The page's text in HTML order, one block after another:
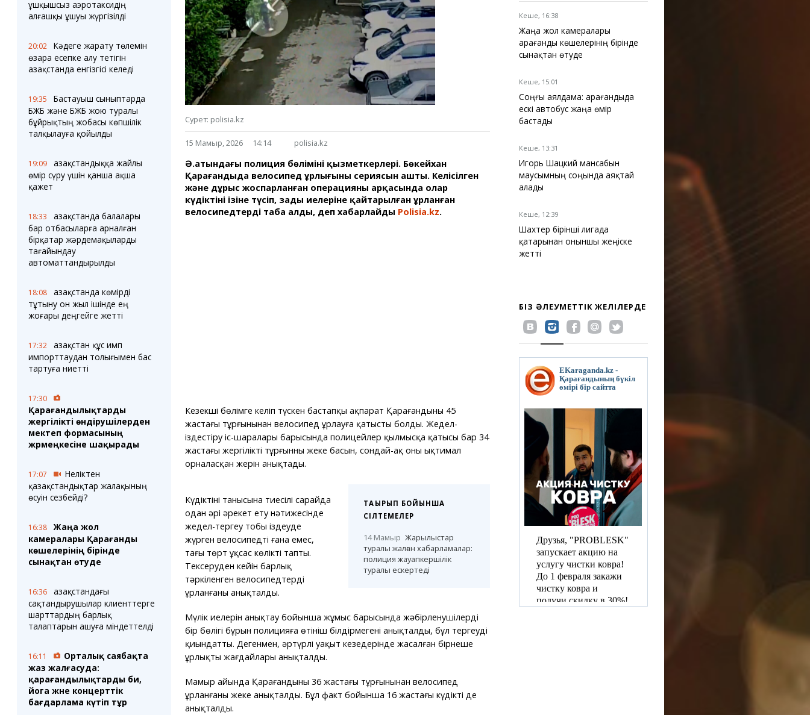
Соққылар
Аптаның коллажы
Ешкин жұлдыз
жорамалы
Тығындар
Қарағанды Картасы
Ұйымдар
Менің учаскелік
Жолдарды жабу
Теміртау
Балқаш
Жезқазған
Медиа
Фото
Бейне
Timelapse
Қызметтер
Аудармашы
Анықтамалық
Автобус аялдамалары
Төтенше жағдайлар
Компаниялар каталогы
Шиналарды сатып
алыңыз, оңай!
ұшқышсыз аэротаксидің
алғашқы ұшуы жүргізілді
20:02
Кәдеге жарату төлемін
өзара есепке алу тетігін
Қазақстанда енгізгісі келеді
19:35
Бастауыш сыныптарда
БЖБ және БЖБ жою туралы
бұйрықтың жобасы көпшілік
талқылауға қойылды
19:09
Қазақстандыққа жайлы
өмір сүру үшін қанша ақша
қажет
18:33
Қазақстанда балалары
бар отбасыларға арналған
бірқатар жәрдемақыларды
тағайындау
автоматтандырылды
18:08
Қазақстанда көмірді
тұтыну он жыл ішінде ең
жоғары деңгейге жетті
17:32
Қазақстан құс имп
импорттаудан толығымен бас
тартуға ниетті
17:30
Қарағандылықтарды
жергілікті өндірушілерден
мектеп формасының
жәрмеңкесіне шақырады
17:07
Неліктен
қазақстандықтар жалақының
өсуін сезбейді?
16:38
Жаңа жол
камералары Қарағанды
көшелерінің бірінде
сынақтан өтуде
16:36
Қазақстандағы
сақтандырушылар клиенттерге
шарттардың барлық
талаптарын ашуға міндеттелді
16:11
Орталық саябақта
жаз жалғасуда:
қарағандылықтарды би,
йога және концерттік
бағдарлама күтіп тұр
Сурет: polisia.kz
15 Мамыр, 2026 14:14 polisia.kz
Ә.атындағы полиция бөлімінің қызметкерлері. Бөкейхан
Қарағандыда велосипед ұрлығының сериясын ашты. Келісілген
және дұрыс жоспарланған операцияның арқасында олар
күдіктінің ізіне түсіп, заңды иелеріне қайтарылған ұрланған
велосипедтерді таба алды, деп хабарлайды Polisia.kz.
Кезекші бөлімге келіп түскен бастапқы ақпарат Қарағандының 45
жастағы тұрғынынан велосипед ұрлауға қатысты болды. Жедел-
іздестіру іс-шаралары барысында полицейлер қылмысқа қатысы бар 34
жастағы жергілікті тұрғынның жеке басын, сондай-ақ оның ықтимал
орналасқан жерін анықтады.
ТАҚЫРЫП БОЙЫНША
СІЛТЕМЕЛЕР
14 Мамыр Жарылыстар
туралы жалған хабарламалар:
полиция жауапкершілік
туралы ескертеді
Күдіктінің танысына тиесілі сарайда
одан әрі әрекет ету нәтижесінде
жедел-тергеу тобы іздеуде
жүрген велосипедті ғана емес,
тағы төрт ұқсас көлікті тапты.
Тексеруден кейін барлық
тәркіленген велосипедтердің
ұрланғаны анықталды.
Мүлік иелерін анықтау бойынша жұмыс барысында жәбірленушілердің
бір бөлігі бұрын полицияға өтініш білдірмегені анықталды, бұл тергеуді
қиындатты. Дегенмен, әртүрлі уақыт кезеңдерінде жасалған бірнеше
ұрлықтың жағдайлары анықталды.
Мамыр айында Қарағандының 36 жастағы тұрғынынан велосипед
ұрланғаны жеке анықталды. Бұл факт бойынша 16 жастағы күдікті де
анықталды.
Кеше, 16:38
Жаңа жол камералары
Қарағанды көшелерінің бірінде
сынақтан өтуде
Кеше, 15:01
Соңғы аялдама: Қарағандыда
ескі автобус жаңа өмір
бастады
Кеше, 13:31
Игорь Шацкий мансабын
маусымның соңында аяқтай
алады
Кеше, 12:39
Шахтер бірінші лигада
қатарынан оныншы жеңіске
жетті
БІЗ ӘЛЕУМЕТТІК ЖЕЛІЛЕРДЕ
EKaraganda.kz -
Қарағандының бүкіл
өмірі бір сайтта